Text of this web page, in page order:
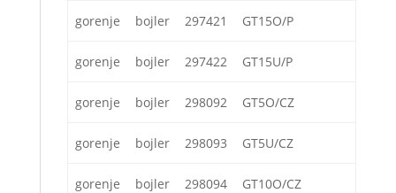
gorenje bojler 297421 GT15O/P
gorenje bojler 297422 GT15U/P
gorenje bojler 298092 GT5O/CZ
gorenje bojler 298093 GT5U/CZ
gorenje bojler 298094 GT10O/CZ